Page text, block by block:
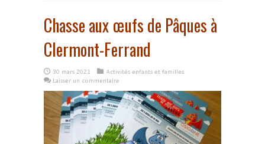
Chasse aux œufs de Pâques à
Clermont-Ferrand
30 mars 2021
Activités enfants et familles
Laisser un commentaire